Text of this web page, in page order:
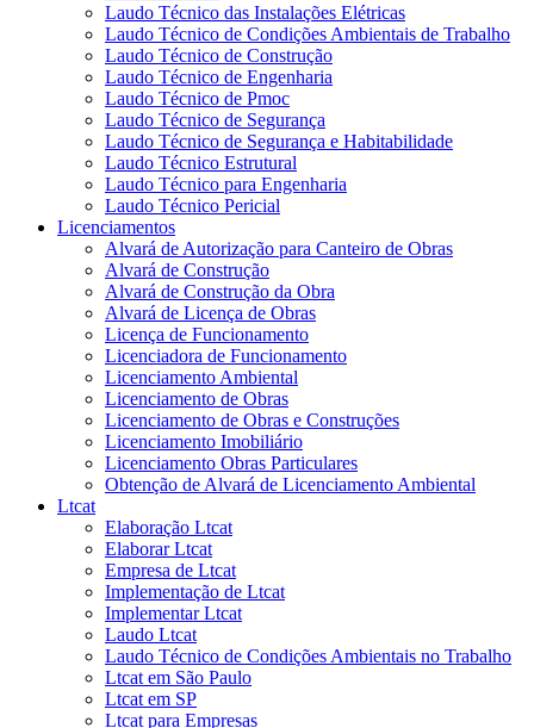
Laudo Técnico das Instalações Elétricas
Laudo Técnico de Condições Ambientais de Trabalho
Laudo Técnico de Construção
Laudo Técnico de Engenharia
Laudo Técnico de Pmoc
Laudo Técnico de Segurança
Laudo Técnico de Segurança e Habitabilidade
Laudo Técnico Estrutural
Laudo Técnico para Engenharia
Laudo Técnico Pericial
Licenciamentos
Alvará de Autorização para Canteiro de Obras
Alvará de Construção
Alvará de Construção da Obra
Alvará de Licença de Obras
Licença de Funcionamento
Licenciadora de Funcionamento
Licenciamento Ambiental
Licenciamento de Obras
Licenciamento de Obras e Construções
Licenciamento Imobiliário
Licenciamento Obras Particulares
Obtenção de Alvará de Licenciamento Ambiental
Ltcat
Elaboração Ltcat
Elaborar Ltcat
Empresa de Ltcat
Implementação de Ltcat
Implementar Ltcat
Laudo Ltcat
Laudo Técnico de Condições Ambientais no Trabalho
Ltcat em São Paulo
Ltcat em SP
Ltcat para Empresas